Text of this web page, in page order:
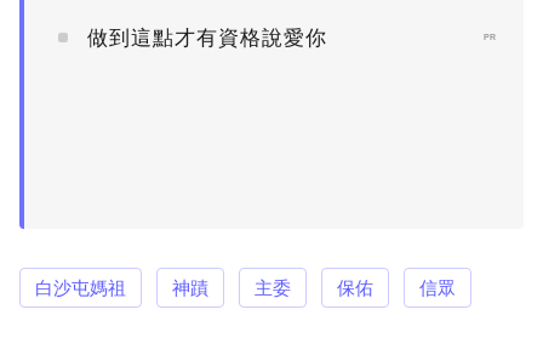
做到這點才有資格說愛你 PR
白沙屯媽祖 神蹟 主委 保佑 信眾